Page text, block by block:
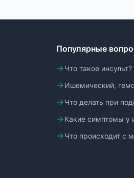
Популярные
Что такое
Ишемический,
Что делать при
Какие симптомы у
Что происходит с